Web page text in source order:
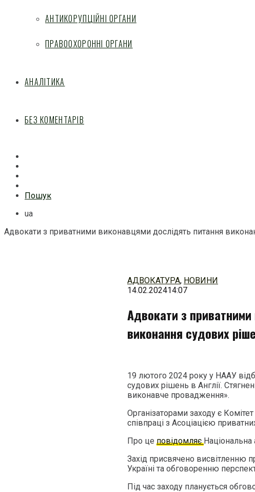
АНТИКОРУПЦІЙНІ ОРГАНИ
ПРАВООХОРОННІ ОРГАНИ
АНАЛІТИКА
БЕЗ КОМЕНТАРІВ
Пошук
ua
Адвокати з приватними виконавцями дослідять питання
АДВОКАТУРА, НОВИНИ
14.02.202414:07
Адвокати з
виконання судових
19 лютого 2024 року у НААУ
судових рішень в Англії.
виконавче провадження».
Організаторами заходу є
співпраці з Асоціацією
Про це повідомляєНаціональна
Захід присвячено висвітленню
Україні та обговоренню
Під час заходу планується